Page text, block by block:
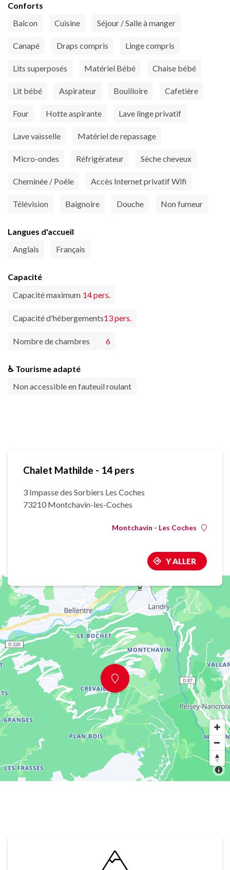
Conforts
Balcon
Cuisine Séjour / Salle à manger
Canapé Draps compris Linge compris
Lits superposés Matériel Bébé Chaise bébé
Lit bébé Aspirateur Bouilloire Cafetière
Four Hotte aspirante Lave linge privatif
Lave vaisselle Matériel de repassage
Micro-ondes Réfrigérateur Sèche cheveux
Cheminée / Poêle Accès Internet privatif Wifi
Télévision Baignoire Douche Non fumeur
Langues d'accueil
Anglais
Français
Capacité
Capacité maximum 14 pers.
Capacité d'hébergements13 pers.
Nombre de chambres 6
♿ Tourisme adapté
Non accessible en fauteuil roulant
Chalet Mathilde - 14 pers
3 Impasse des Sorbiers Les Coches
73210 Montchavin-les-Coches
Montchavin - Les Coches
Y ALLER